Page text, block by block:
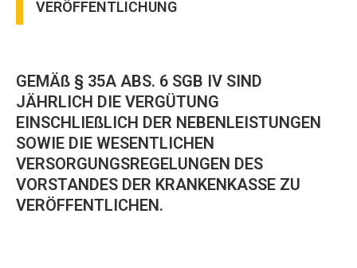
VERÖFFENTLICHUNG
GEMÄß § 35A ABS. 6 SGB IV SIND
JÄHRLICH DIE VERGÜTUNG
EINSCHLIEßLICH DER NEBENLEISTUNGEN
SOWIE DIE WESENTLICHEN
VERSORGUNGSREGELUNGEN DES
VORSTANDES DER KRANKENKASSE ZU
VERÖFFENTLICHEN.